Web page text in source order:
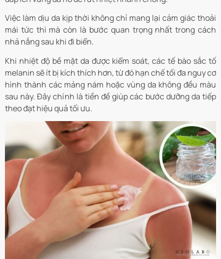
Việc làm dịu da kịp thời không chỉ mang lại cảm giác thoải
mái tức thì mà còn là bước quan trọng nhất trong cách
nhả nắng sau khi đi biển.
Khi nhiệt độ bề mặt da được kiểm soát, các tế bào sắc tố
melanin sẽ ít bị kích thích hơn, từ đó hạn chế tối đa nguy cơ
hình thành các mảng nám hoặc vùng da không đều màu
sau này. Đây chính là tiền đề giúp các bước dưỡng da tiếp
theo đạt hiệu quả tối ưu.